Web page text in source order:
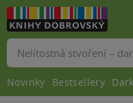
Vyhledávání
Novinky Bestsellery